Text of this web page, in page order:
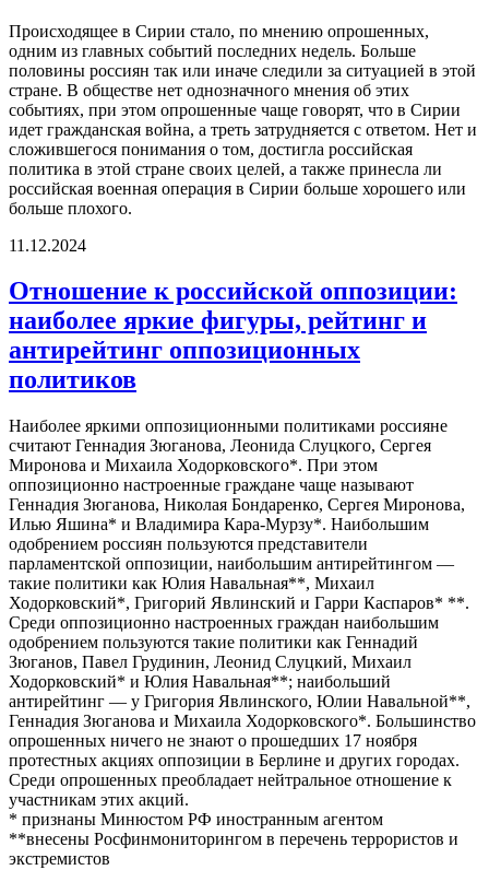
Происходящее в Сирии стало, по мнению опрошенных,
одним из главных событий последних недель. Больше
половины россиян так или иначе следили за ситуацией в этой
стране. В обществе нет однозначного мнения об этих
событиях, при этом опрошенные чаще говорят, что в Сирии
идет гражданская война, а треть затрудняется с ответом. Нет и
сложившегося понимания о том, достигла российская
политика в этой стране своих целей, а также принесла ли
российская военная операция в Сирии больше хорошего или
больше плохого.
11.12.2024
Отношение к российской оппозиции:
наиболее яркие фигуры, рейтинг и
антирейтинг оппозиционных
политиков
Наиболее яркими оппозиционными политиками россияне
считают Геннадия Зюганова, Леонида Слуцкого, Сергея
Миронова и Михаила Ходорковского*. При этом
оппозиционно настроенные граждане чаще называют
Геннадия Зюганова, Николая Бондаренко, Сергея Миронова,
Илью Яшина* и Владимира Кара-Мурзу*. Наибольшим
одобрением россиян пользуются представители
парламентской оппозиции, наибольшим антирейтингом —
такие политики как Юлия Навальная**, Михаил
Ходорковский*, Григорий Явлинский и Гарри Каспаров* **.
Среди оппозиционно настроенных граждан наибольшим
одобрением пользуются такие политики как Геннадий
Зюганов, Павел Грудинин, Леонид Слуцкий, Михаил
Ходорковский* и Юлия Навальная**; наибольший
антирейтинг — у Григория Явлинского, Юлии Навальной**,
Геннадия Зюганова и Михаила Ходорковского*. Большинство
опрошенных ничего не знают о прошедших 17 ноября
протестных акциях оппозиции в Берлине и других городах.
Среди опрошенных преобладает нейтральное отношение к
участникам этих акций.
* признаны Минюстом РФ иностранным агентом
**внесены Росфинмониторингом в перечень террористов и
экстремистов